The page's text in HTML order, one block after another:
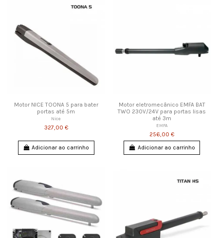
Motor NICE TOONA 5 para bater
portas até 5m
Nice
327,00 €
Adicionar ao carrinho
Motor eletromecânico EMFA BAT
TWO 230V/24V para portas lisas
até 3m
EMFA
256,00 €
Adicionar ao carrinho